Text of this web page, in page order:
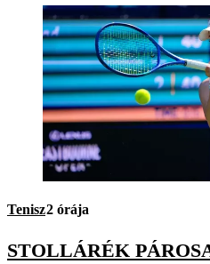
Tenisz2 órája
STOLLÁRÉK